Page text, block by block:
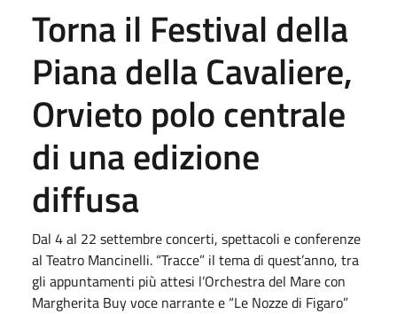
Torna il Festival della
Piana della Cavaliere,
Orvieto polo centrale
di una edizione
diffusa
Dal 4 al 22 settembre concerti, spettacoli e conferenze
al Teatro Mancinelli. “Tracce” il tema di quest’anno, tra
gli appuntamenti più attesi l’Orchestra del Mare con
Margherita Buy voce narrante e “Le Nozze di Figaro”